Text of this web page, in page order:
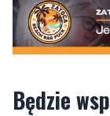
Będzie
budowy